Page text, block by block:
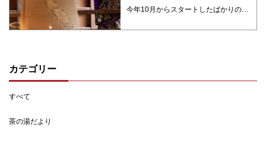
カテゴリー
すべて
茶の湯だより